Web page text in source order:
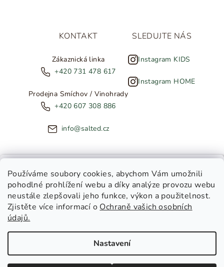
Používáme soubory cookies, abychom Vám umožnili
pohodlné prohlížení webu a díky analýze provozu webu
neustále zlepšovali jeho funkce, výkon a použitelnost.
Zjistěte více informací o Ochraně vašich osobních
údajů.
Nastavení
KONTAKT
Zákaznická linka
+420 731 478 617
Prodejna Smíchov / Vinohrady
+420 607 308 886
info@salted.cz
SLEDUJTE NÁS
Instagram KIDS
Instagram HOME
Copyright 2026SALTED. Všechna práva vyhrazena.Upravit
nastavení cookies
NOVINKY ZE SALTED
Toužíte dostávat novinky z
Salted Home
Salted Kids & Home